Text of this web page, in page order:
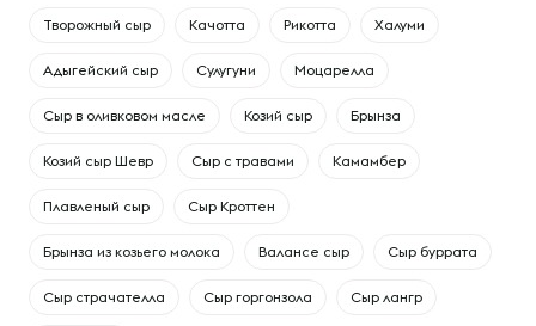
Творожный сыр Качотта Рикотта Халуми
Адыгейский сыр Сулугуни Моцарелла
Сыр в оливковом масле Козий сыр Брынза
Козий сыр Шевр Сыр с травами Камамбер
Плавленый сыр Сыр Кроттен
Брынза из козьего молока Валансе сыр Сыр буррата
Сыр страчателла Сыр горгонзола Сыр лангр